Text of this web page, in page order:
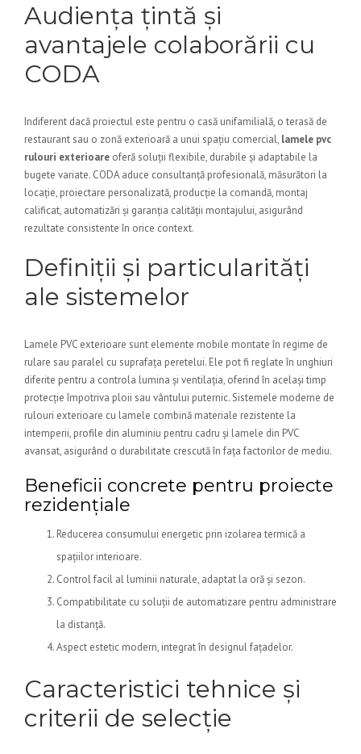
Audiența țintă și
avantajele colaborării cu
CODA
Indiferent dacă proiectul este pentru o casă unifamilială, o terasă de
restaurant sau o zonă exterioară a unui spațiu comercial, lamele pvc
rulouri exterioare oferă soluții flexibile, durabile și adaptabile la
bugete variate. CODA aduce consultanță profesională, măsurători la
locație, proiectare personalizată, producție la comandă, montaj
calificat, automatizări și garanția calității montajului, asigurând
rezultate consistente în orice context.
Definiții și particularități
ale sistemelor
Lamele PVC exterioare sunt elemente mobile montate în regime de
rulare sau paralel cu suprafața peretelui. Ele pot fi reglate în unghiuri
diferite pentru a controla lumina și ventilația, oferind în același timp
protecție împotriva ploii sau vântului puternic. Sistemele moderne de
rulouri exterioare cu lamele combină materiale rezistente la
intemperii, profile din aluminiu pentru cadru și lamele din PVC
avansat, asigurând o durabilitate crescută în fața factorilor de mediu.
Beneficii concrete pentru proiecte
rezidențiale
Reducerea consumului energetic prin izolarea termică a
spațiilor interioare.
Control facil al luminii naturale, adaptat la oră și sezon.
Compatibilitate cu soluții de automatizare pentru administrare
la distanță.
Aspect estetic modern, integrat în designul fațadelor.
Caracteristici tehnice și
criterii de selecție